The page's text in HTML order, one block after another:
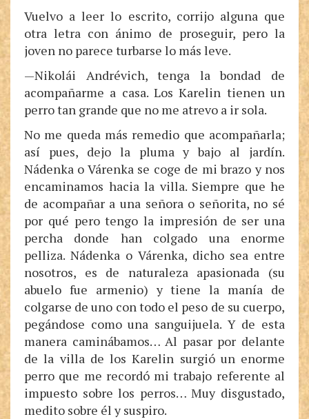
Vuelvo a leer lo escrito, corrijo alguna que
otra letra con ánimo de proseguir, pero la
joven no parece turbarse lo más leve.
—Nikolái Andrévich, tenga la bondad de
acompañarme a casa. Los Karelin tienen un
perro tan grande que no me atrevo a ir sola.
No me queda más remedio que acompañarla;
así pues, dejo la pluma y bajo al jardín.
Nádenka o Várenka se coge de mi brazo y nos
encaminamos hacia la villa. Siempre que he
de acompañar a una señora o señorita, no sé
por qué pero tengo la impresión de ser una
percha donde han colgado una enorme
pelliza. Nádenka o Várenka, dicho sea entre
nosotros, es de naturaleza apasionada (su
abuelo fue armenio) y tiene la manía de
colgarse de uno con todo el peso de su cuerpo,
pegándose como una sanguijuela. Y de esta
manera caminábamos… Al pasar por delante
de la villa de los Karelin surgió un enorme
perro que me recordó mi trabajo referente al
impuesto sobre los perros… Muy disgustado,
medito sobre él y suspiro.